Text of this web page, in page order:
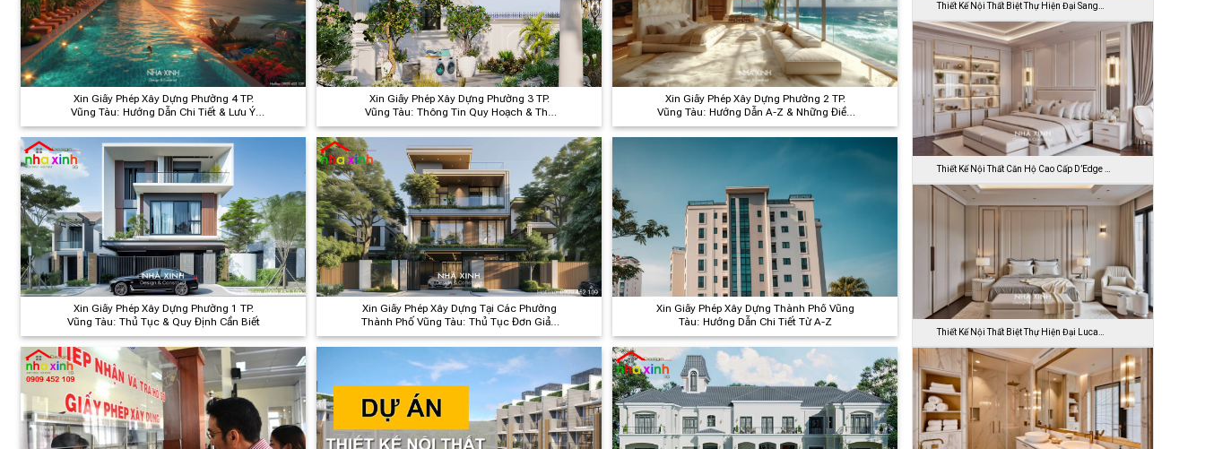
Xin Giấy Phép Xây Dựng Phường 4 TP.
Vũng Tàu: Hướng Dẫn Chi Tiết & Lưu Ý
Quan Trọng
Xin Giấy Phép Xây Dựng Phường 3 TP.
Vũng Tàu: Thông Tin Quy Hoạch & Thủ
Tục Cấp Phép Mới Nhất
Xin Giấy Phép Xây Dựng Phường 2 TP.
Vũng Tàu: Hướng Dẫn A-Z & Những Điều
Cần Biết
Xin Giấy Phép Xây Dựng Phường 1 TP.
Vũng Tàu: Thủ Tục & Quy Định Cần Biết
Xin Giấy Phép Xây Dựng Tại Các Phường
Thành Phố Vũng Tàu: Thủ Tục Đơn Giản
& Nhanh Chóng
Xin Giấy Phép Xây Dựng Thành Phố Vũng
Tàu: Hướng Dẫn Chi Tiết Từ A-Z
Thiết Kế Nội Thất Biệt Thự Hiện Đại Sang…
Thiết Kế Nội Thất Căn Hộ Cao Cấp D’Edge …
Thiết Kế Nội Thất Biệt Thự Hiện Đại Luca…